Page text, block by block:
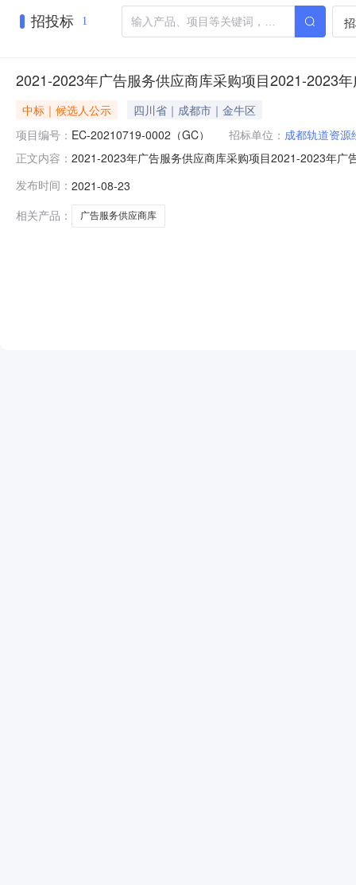
招投标 1
2021-2023年广告服务供应商库采购项目2021-2023
中标｜候选人公示
四川省｜成都市｜金牛区
项目编号： EC-20210719-0002（GC） 招标单位： 成都轨道资源
正文内容： 2021-2023年广告服务供应商库采购项目2021-2023年
成都轨道资源经营管理有限公司项目业主联系电话
发布时间： 2021-08-23
相关产品：
广告服务供应商库